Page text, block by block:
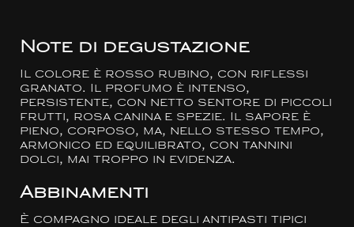
Note di degustazione
Il colore è rosso rubino, con riflessi
granato. Il profumo è intenso,
persistente, con netto sentore di piccoli
frutti, rosa canina e spezie. Il sapore è
pieno, corposo, ma, nello stesso tempo,
armonico ed equilibrato, con tannini
dolci, mai troppo in evidenza.
Abbinamenti
È compagno ideale degli antipasti tipici